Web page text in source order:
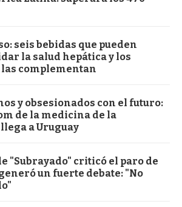
seis bebidas que pueden
la salud hepática y los
las complementan
y obsesionados con el futuro:
de la medicina de la
a Uruguay
"Subrayado" criticó el paro de
un fuerte debate: "No